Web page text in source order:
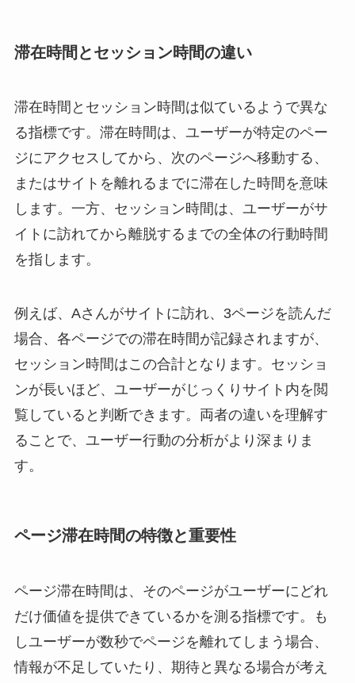
滞在時間とセッション時間の違い
滞在時間とセッション時間は似ているようで異な
る指標です。滞在時間は、ユーザーが特定のペー
ジにアクセスしてから、次のページへ移動する、
またはサイトを離れるまでに滞在した時間を意味
します。一方、セッション時間は、ユーザーがサ
イトに訪れてから離脱するまでの全体の行動時間
を指します。
例えば、Aさんがサイトに訪れ、3ページを読んだ
場合、各ページでの滞在時間が記録されますが、
セッション時間はこの合計となります。セッショ
ンが長いほど、ユーザーがじっくりサイト内を閲
覧していると判断できます。両者の違いを理解す
ることで、ユーザー行動の分析がより深まりま
す。
ページ滞在時間の特徴と重要性
ページ滞在時間は、そのページがユーザーにどれ
だけ価値を提供できているかを測る指標です。も
しユーザーが数秒でページを離れてしまう場合、
情報が不足していたり、期待と異なる場合が考え